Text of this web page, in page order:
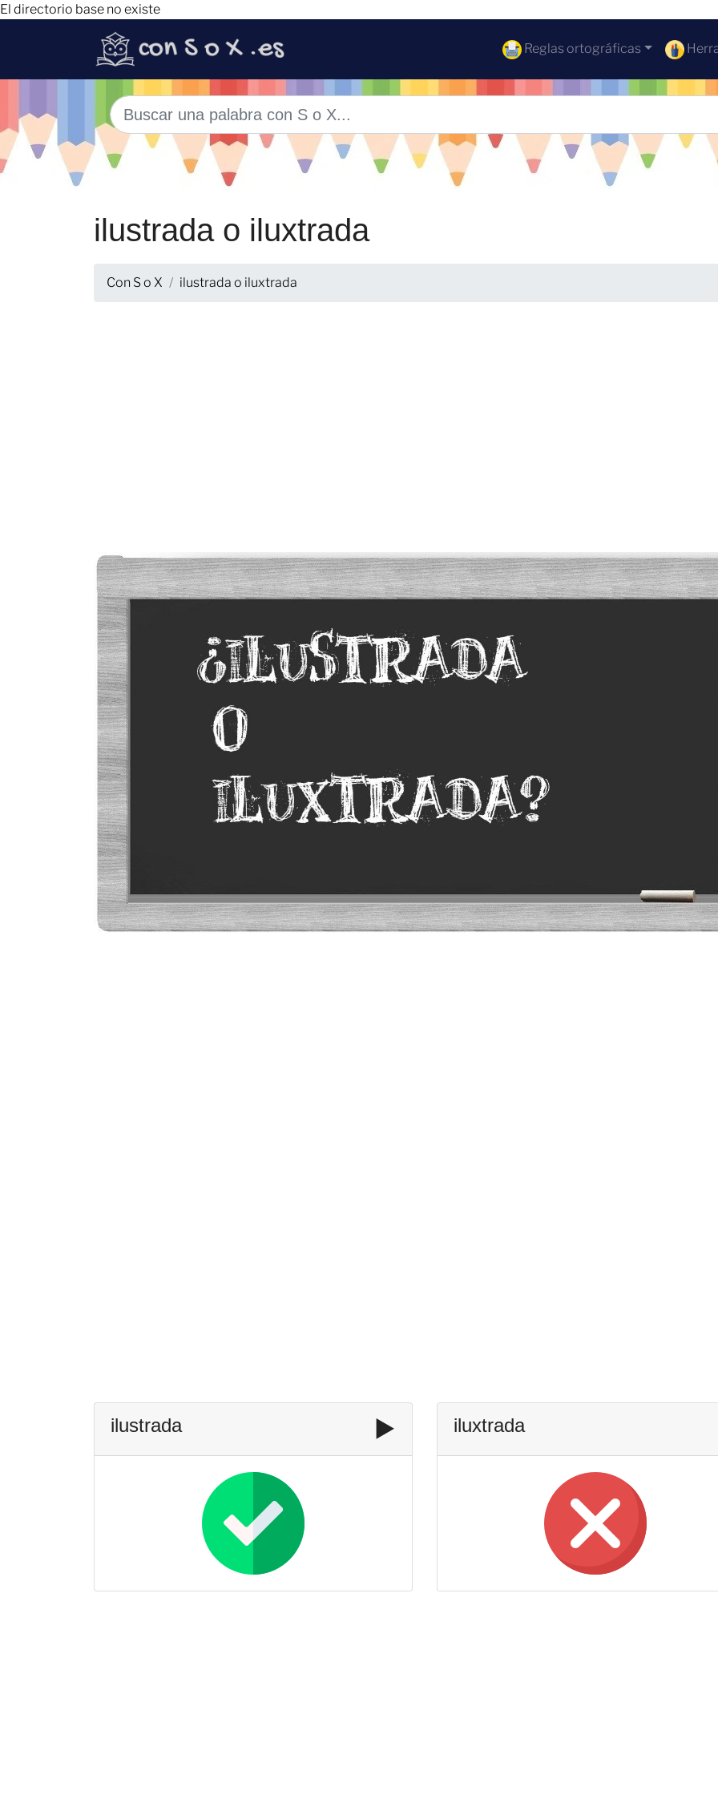
El directorio base no existe
Reglas ortográficas
ilustrada o iluxtrada
Con S o X ilustrada o iluxtrada
ilustrada ▶️ iluxtrada